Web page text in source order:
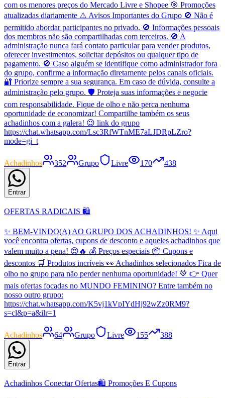
com os menores preços do Mercado Livre e Shopee 🎯 Promoções
atualizadas diariamente ⚠️ Avisos Importantes do Grupo 🚫 Não é
permitido abordar participantes no privado. 🚫 Informações pessoais
dos membros não são compartilhadas com terceiros. 🚫 A
administração nunca fará contato particular para vender produtos,
oferecer investimentos, solicitar depósitos ou qualquer tipo de
pagamento. 🚫 Caso alguém se identifique como administrador fora
do grupo, confirme a informação diretamente pelos canais oficiais.
🔐 Priorize sempre a sua segurança. Em caso de dúvida, consulte a
administração pelo grupo. 🛡️ Proteja suas informações e negocie
com responsabilidade. Fique de olho e não perca nenhuma
oportunidade de economizar! Compartilhe também os seus
achadinhos com a galera! 😉 link do grupo
https://chat.whatsapp.com/Lsc3RfWTnME7aLJDRpLZro?
mode=gi_t
Achadinhos 352 Grupo Livre 170 438
Entrar
OFERTAS RADICAIS 🛍️
✨ BEM-VINDO(A) AO GRUPO DOS ACHADINHOS! ✨ Aqui
você encontra ofertas, cupons de desconto e aqueles achadinhos que
valem muito a pena! 😍🔥 💰 Preços especiais 📦 Cupons e
descontos 🛒 Produtos incríveis 👀 Achadinhos selecionados Fica de
olho no grupo para não perder nenhuma oportunidade! 💚 👉 Quer
mais ofertas focadas no MUNDO FEMININO? Entre também no
nosso outro grupo:
https://chat.whatsapp.com/K5vj1kVpIYdHj92wZz0RM9?
s=cl&p=a&ilr=1
Achadinhos 64 Grupo Livre 155 388
Entrar
Achadinhos Conectar Ofertas🛍 Promoções E Cupons